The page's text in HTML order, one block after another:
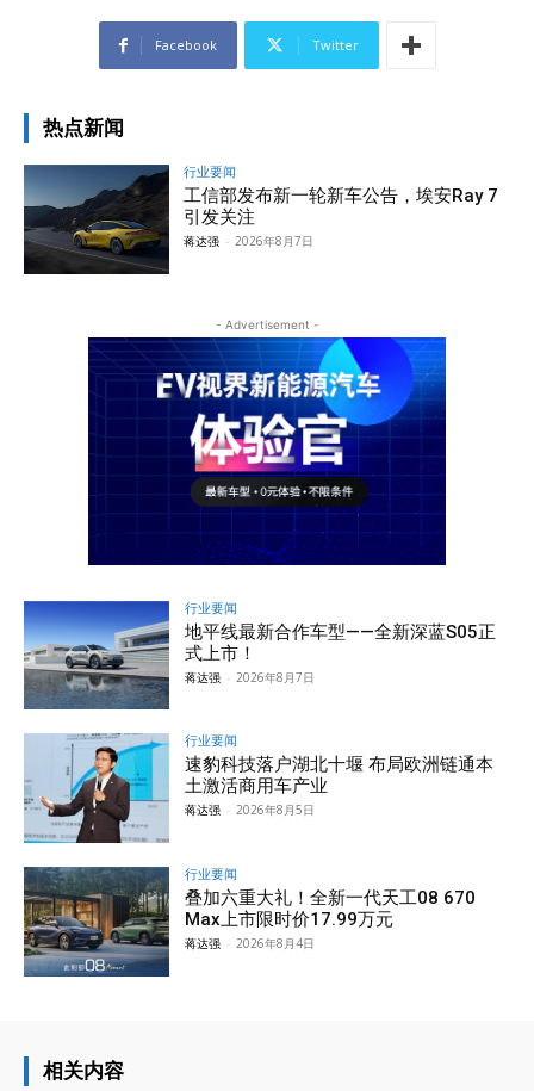
Facebook Twitter
热点新闻
行业要闻
工信部发布新一轮新车公告，埃安Ray 7
引发关注
蒋达强 - 2026年8月7日
- Advertisement -
行业要闻
地平线最新合作车型——全新深蓝S05正
式上市！
蒋达强 - 2026年8月7日
行业要闻
速豹科技落户湖北十堰 布局欧洲链通本
土激活商用车产业
蒋达强 - 2026年8月5日
行业要闻
叠加六重大礼！全新一代天工08 670
Max上市限时价17.99万元
蒋达强 - 2026年8月4日
相关内容